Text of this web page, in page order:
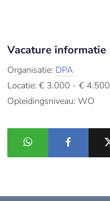
Vacature informatie
Organisatie: DPA
Locatie: € 3.000 - € 4.500
Opleidingsniveau: WO